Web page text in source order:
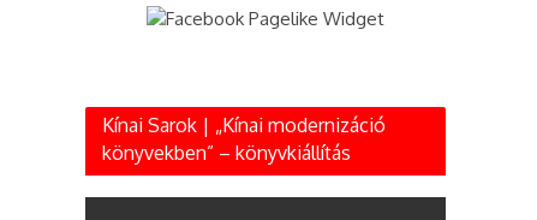
Kínai Sarok | „Kínai modernizáció
könyvekben” – könyvkiállítás